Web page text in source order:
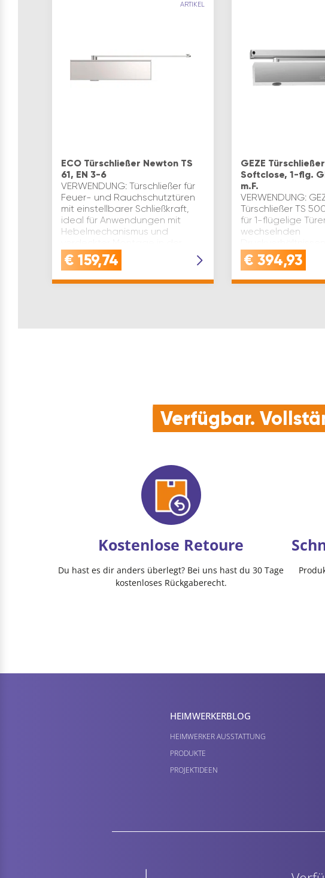
ARTIKEL
ECO Türschließer Newton TS
61, EN 3-6
VERWENDUNG: Türschließer für
Feuer- und Rauchschutztüren
mit einstellbarer Schließkraft,
ideal für Anwendungen mit
Hebelmechanismus und
TürtechnikQUALITÄT: Dieser
Türschli…
€ 159,74
GEZE
Softclose, 1-flg.
m.F.
VERWENDUNG:
Türschließer TS
für 1-flügelige
wechselnden
Sog für leises,
SchließenINNOVATIV:
Türschließer mit
€ 394,93
Verfügbar.
Kostenlose Retoure
Du hast es dir anders überlegt? Bei uns hast du 30 Tage
kostenloses Rückgaberecht.
HEIMWERKER­BLOG
HEIMWERKER AUSSTATTUNG
PRODUKTE
PROJEKTIDEEN